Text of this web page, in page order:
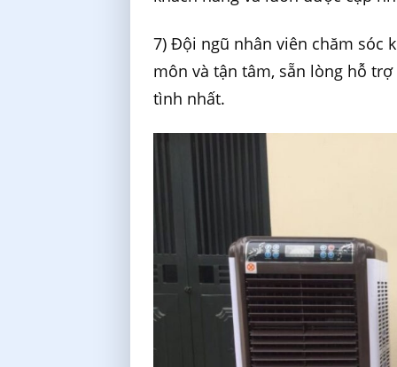
7) Đội ngũ nhân viên chăm sóc
môn và tận tâm, sẵn lòng hỗ
tình nhất.